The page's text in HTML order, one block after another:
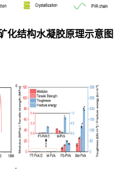
化结构水凝胶原理示意图